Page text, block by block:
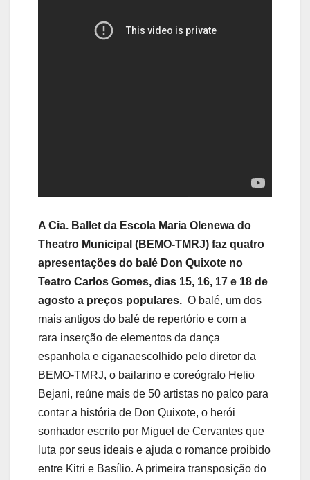
A Cia. Ballet da Escola Maria Olenewa do
Theatro Municipal (BEMO-TMRJ) faz quatro
apresentações do balé Don Quixote no
Teatro Carlos Gomes, dias 15, 16, 17 e 18 de
agosto a preços populares. O balé, um dos
mais antigos do balé de repertório e com a
rara inserção de elementos da dança
espanhola e ciganaescolhido pelo diretor da
BEMO-TMRJ, o bailarino e coreógrafo Helio
Bejani, reúne mais de 50 artistas no palco para
contar a história de Don Quixote, o herói
sonhador escrito por Miguel de Cervantes que
luta por seus ideais e ajuda o romance proibido
entre Kitri e Basílio. A primeira transposição do